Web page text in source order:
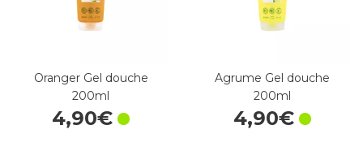
Oranger Gel douche
200ml
4,90€
Agrume Gel douche
200ml
4,90€